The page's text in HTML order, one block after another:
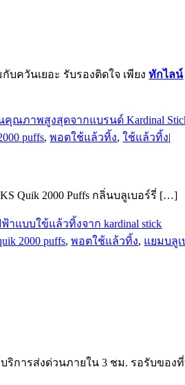
ควันเยอะ รับรองติดใจ เพียงทักไลน์
puffs,พอตใช้แล้วทิ้ง,ใช้แล้วทิ้ง|
Quik 2000 Puffs กลิ่นบลูเบอร์รี่ […]
2000 puffs,พอตใช้แล้วทิ้ง, แยมบลูเ
ริการส่งด่วนภายใน 3 ชม. รอรับของ